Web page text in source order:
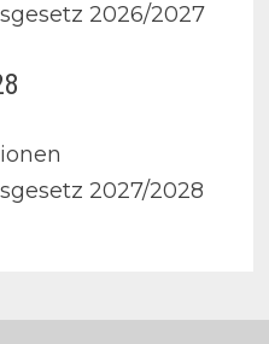
2026/2027
2027/2028